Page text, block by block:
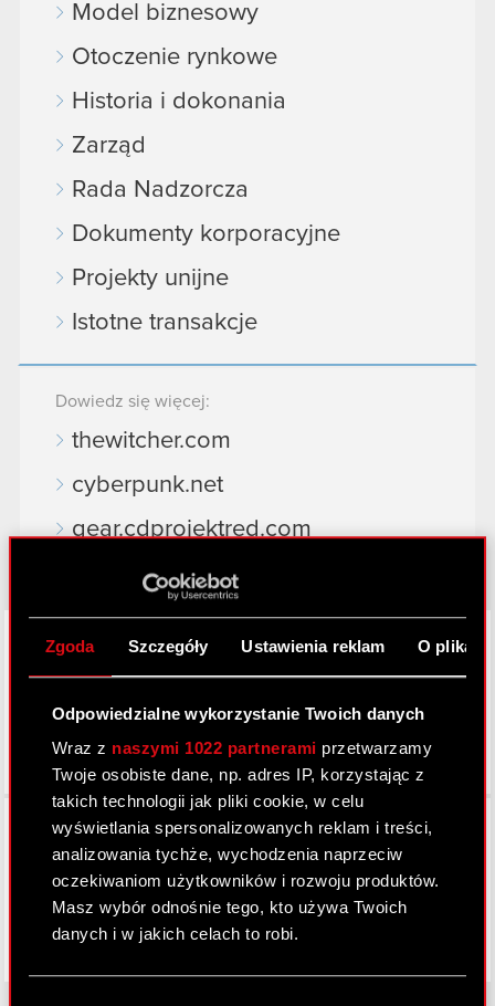
Zgoda Szczegóły Ustawienia reklam O
Odpowiedzialne wykorzystanie Twoich danych
Wraz z naszymi 1022 partnerami przetwarzamy
Twoje osobiste dane, np. adres IP, korzystając z
takich technologii jak pliki cookie, w celu
wyświetlania spersonalizowanych reklam i treści,
analizowania tychże, wychodzenia naprzeciw
oczekiwaniom użytkowników i rozwoju produktów.
Masz wybór odnośnie tego, kto używa Twoich
danych i w jakich celach to robi.
Model biznesowy
Otoczenie rynkowe
Historia i dokonania
Zarząd
Rada Nadzorcza
Dokumenty korporacyjne
Projekty unijne
Istotne transakcje
Dowiedz się więcej:
thewitcher.com
cyberpunk.net
gear.cdprojektred.com
Facebook